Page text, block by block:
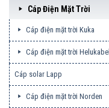
Cáp Điện Mặt Trời
Cáp điện mặt trời Kuka
Cáp điện mặt trời Helukabel
Cáp solar Lapp
Cáp điện mặt trời Norden